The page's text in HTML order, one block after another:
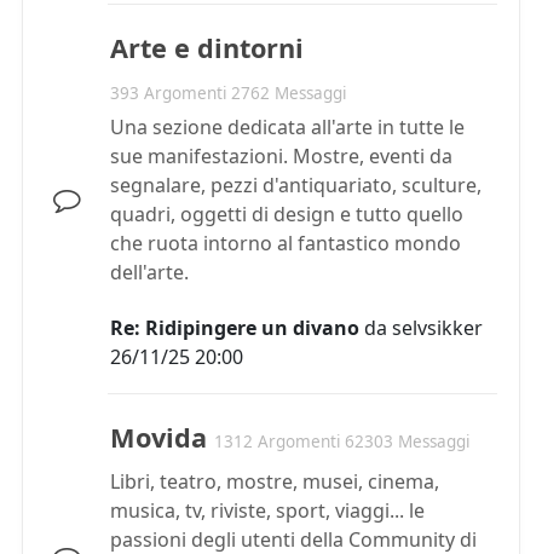
Arte e dintorni
393 Argomenti 2762 Messaggi
Una sezione dedicata all'arte in tutte le
sue manifestazioni. Mostre, eventi da
segnalare, pezzi d'antiquariato, sculture,
quadri, oggetti di design e tutto quello
che ruota intorno al fantastico mondo
dell'arte.
Re: Ridipingere un divanoda selvsikker
26/11/25 20:00
Movida 1312 Argomenti 62303 Messaggi
Libri, teatro, mostre, musei, cinema,
musica, tv, riviste, sport, viaggi... le
passioni degli utenti della Community di